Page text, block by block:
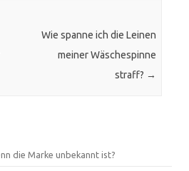
Wie spanne ich die Leinen
meiner Wäschespinne
straff? →
die Marke unbekannt ist?